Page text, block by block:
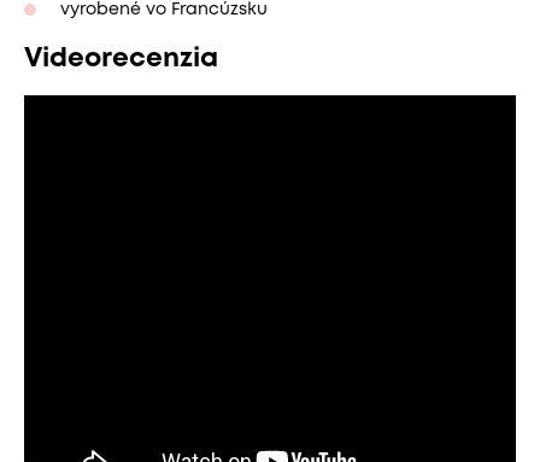
vyrobené vo Francúzsku
Videorecenzia